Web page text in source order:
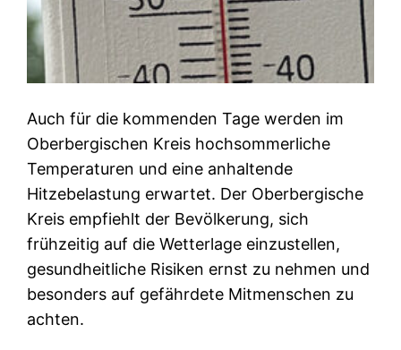
Auch für die kommenden Tage werden im
Oberbergischen Kreis hochsommerliche
Temperaturen und eine anhaltende
Hitzebelastung erwartet. Der Oberbergische
Kreis empfiehlt der Bevölkerung, sich
frühzeitig auf die Wetterlage einzustellen,
gesundheitliche Risiken ernst zu nehmen und
besonders auf gefährdete Mitmenschen zu
achten.